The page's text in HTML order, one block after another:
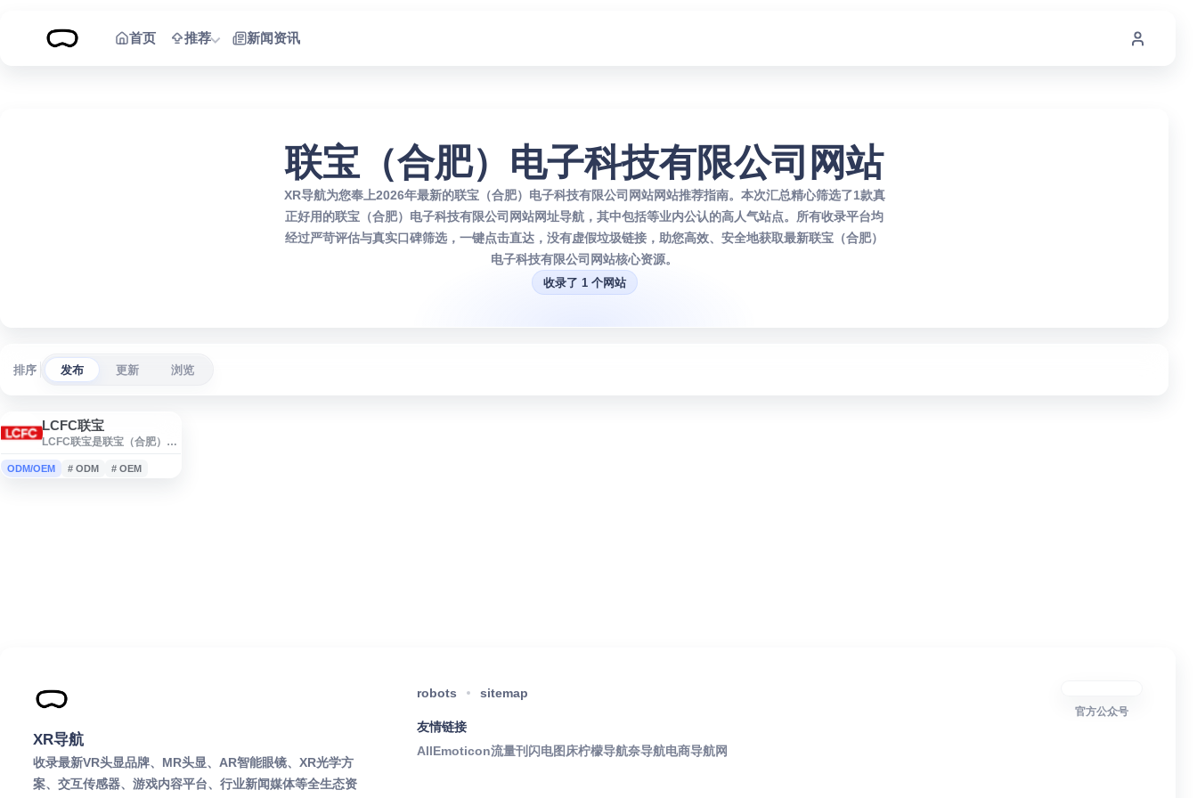
首页
推荐 新闻资讯
联宝（合肥）电子科技有限公司网站
XR导航为您奉上2026年最新的联宝（合肥）电子科技有限公司网站网站推荐指南。本次汇总精心筛选了1款真
正好用的联宝（合肥）电子科技有限公司网站网址导航，其中包括等业内公认的高人气站点。所有收录平台均
经过严苛评估与真实口碑筛选，一键点击直达，没有虚假垃圾链接，助您高效、安全地获取最新联宝（合肥）
电子科技有限公司网站核心资源。
收录了 1 个网站
排序 发布 更新 浏览
LCFC联宝
LCFC联宝是联宝（合肥）电
提供企业信息、业务介绍、
新闻动态及相关服务内容。
ODM/OEM # ODM # OEM
XR导航
收录最新VR头显品牌、MR头显、AR智能眼镜、XR光学方
案、交互传感器、游戏内容平台、行业新闻媒体等全生态资
robots sitemap
友情链接
AllEmoticon流量刊 闪电图床柠檬导航奈导航电商导航网
官方公众号